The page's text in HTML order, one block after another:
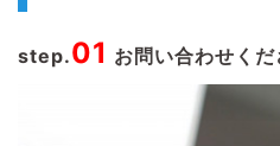
step.01 お問い合わせくだ